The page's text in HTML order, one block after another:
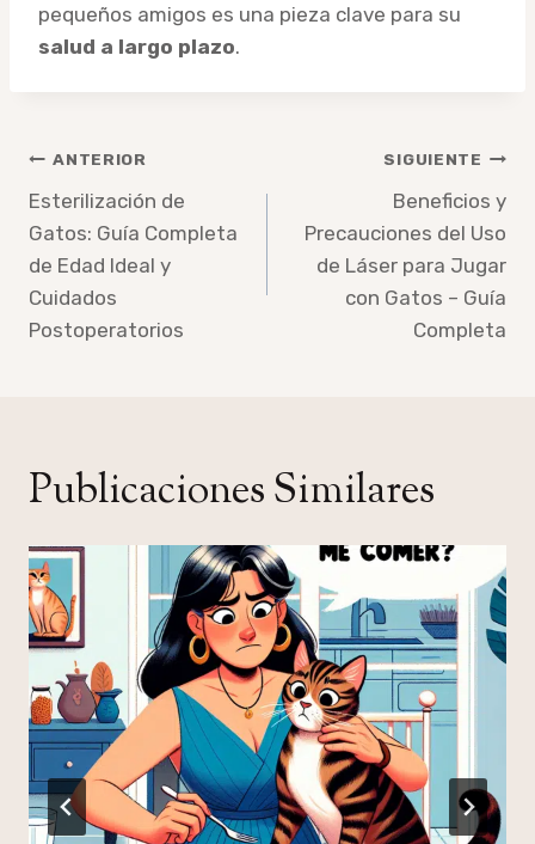
pequeños amigos es una pieza clave para su
salud a largo plazo.
Navegación
de
entradas
ANTERIOR
Esterilización de
Gatos: Guía Completa
de Edad Ideal y
Cuidados
Postoperatorios
SIGUIENTE
Beneficios y
Precauciones del Uso
de Láser para Jugar
con Gatos – Guía
Completa
Publicaciones Similares